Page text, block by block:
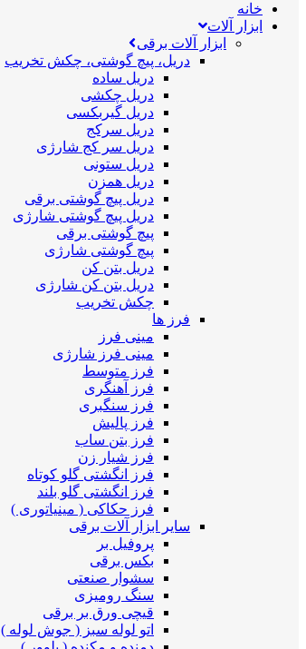
خانه
ابزار آلات
ابزار آلات برقی
دریل، پیچ گوشتی، چکش تخریب
دریل ساده
دریل چکشی
دریل گیربکسی
دریل سرکج
دریل سر کج شارژی
دریل ستونی
دریل همزن
دریل پیچ گوشتی برقی
دریل پیچ گوشتی شارژی
پیچ گوشتی برقی
پیچ گوشتی شارژی
دریل بتن کن
دریل بتن کن شارژی
چکش تخریب
فرز ها
مینی فرز
مینی فرز شارژی
فرز متوسط
فرز آهنگری
فرز سنگبری
فرز پالیش
فرز بتن ساب
فرز شیار زن
فرز انگشتی گلو کوتاه
فرز انگشتی گلو بلند
فرز حکاکی ( مینیاتوری )
سایر ابزار آلات برقی
پروفیل بر
بکس برقی
سشوار صنعتی
سنگ رومیزی
قیچی ورق بر برقی
اتو لوله سبز ( جوش لوله )